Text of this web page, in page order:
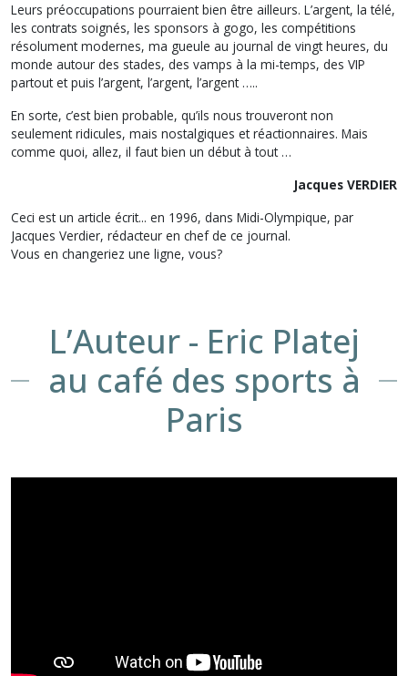
Leurs préoccupations pourraient bien être ailleurs. L’argent, la télé,
les contrats soignés, les sponsors à gogo, les compétitions
résolument modernes, ma gueule au journal de vingt heures, du
monde autour des stades, des vamps à la mi-temps, des VIP
partout et puis l’argent, l’argent, l’argent …..
En sorte, c’est bien probable, qu’ils nous trouveront non
seulement ridicules, mais nostalgiques et réactionnaires. Mais
comme quoi, allez, il faut bien un début à tout …
Jacques VERDIER
Ceci est un article écrit... en 1996, dans Midi-Olympique, par
Jacques Verdier, rédacteur en chef de ce journal.
Vous en changeriez une ligne, vous?
L’Auteur - Eric Platej
au café des sports à
Paris